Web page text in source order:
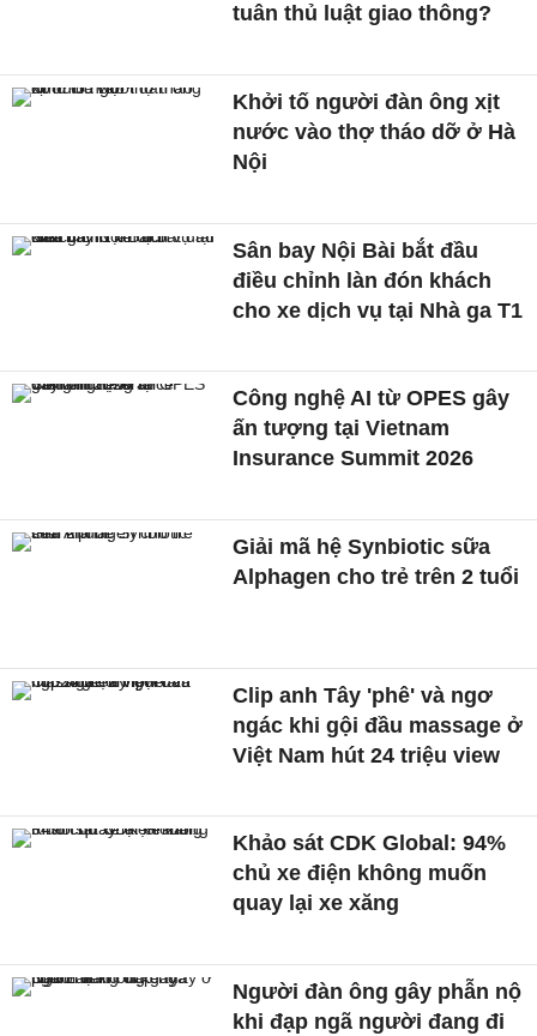
tuân thủ luật giao thông?
Khởi tố người đàn ông xịt
nước vào thợ tháo dỡ ở Hà
Nội
Sân bay Nội Bài bắt đầu
điều chỉnh làn đón khách
cho xe dịch vụ tại Nhà ga T1
Công nghệ AI từ OPES gây
ấn tượng tại Vietnam
Insurance Summit 2026
Giải mã hệ Synbiotic sữa
Alphagen cho trẻ trên 2 tuổi
Clip anh Tây 'phê' và ngơ
ngác khi gội đầu massage ở
Việt Nam hút 24 triệu view
Khảo sát CDK Global: 94%
chủ xe điện không muốn
quay lại xe xăng
Người đàn ông gây phẫn nộ
khi đạp ngã người đang đi